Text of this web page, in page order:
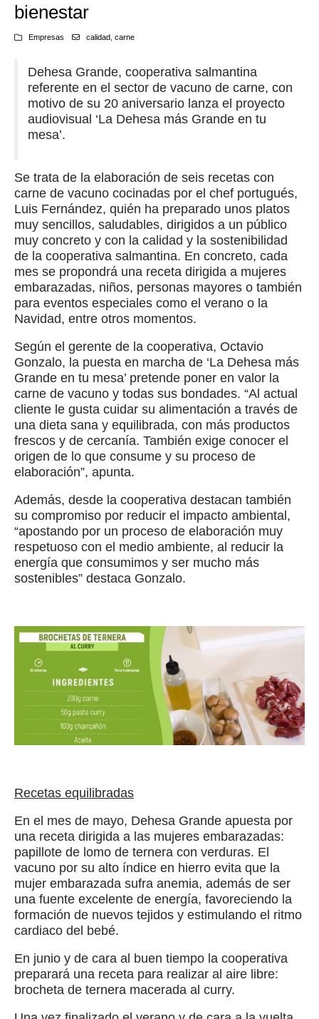
bienestar
Empresas calidad, carne
Dehesa Grande, cooperativa salmantina
referente en el sector de vacuno de carne, con
motivo de su 20 aniversario lanza el proyecto
audiovisual ‘La Dehesa más Grande en tu
mesa’.
Se trata de la elaboración de seis recetas con
carne de vacuno cocinadas por el chef portugués,
Luis Fernández, quién ha preparado unos platos
muy sencillos, saludables, dirigidos a un público
muy concreto y con la calidad y la sostenibilidad
de la cooperativa salmantina. En concreto, cada
mes se propondrá una receta dirigida a mujeres
embarazadas, niños, personas mayores o también
para eventos especiales como el verano o la
Navidad, entre otros momentos.
Según el gerente de la cooperativa, Octavio
Gonzalo, la puesta en marcha de ‘La Dehesa más
Grande en tu mesa’ pretende poner en valor la
carne de vacuno y todas sus bondades. “Al actual
cliente le gusta cuidar su alimentación a través de
una dieta sana y equilibrada, con más productos
frescos y de cercanía. También exige conocer el
origen de lo que consume y su proceso de
elaboración”, apunta.
Además, desde la cooperativa destacan también
su compromiso por reducir el impacto ambiental,
“apostando por un proceso de elaboración muy
respetuoso con el medio ambiente, al reducir la
energía que consumimos y ser mucho más
sostenibles” destaca Gonzalo.
Recetas equilibradas
En el mes de mayo, Dehesa Grande apuesta por
una receta dirigida a las mujeres embarazadas:
papillote de lomo de ternera con verduras. El
vacuno por su alto índice en hierro evita que la
mujer embarazada sufra anemia, además de ser
una fuente excelente de energía, favoreciendo la
formación de nuevos tejidos y estimulando el ritmo
cardiaco del bebé.
En junio y de cara al buen tiempo la cooperativa
preparará una receta para realizar al aire libre:
brocheta de ternera macerada al curry.